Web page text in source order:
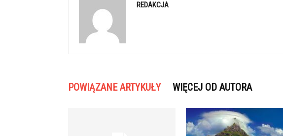
REDAKCJA
POWIĄZANE ARTYKUŁY WIĘCEJ OD AUTORA